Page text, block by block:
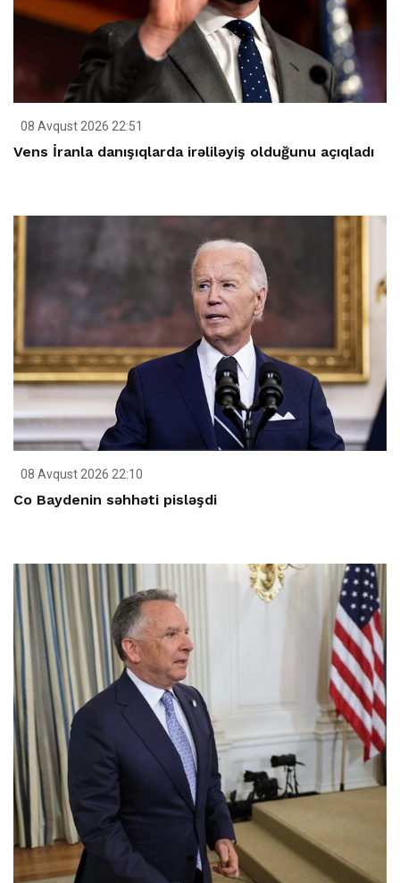
08 Avqust 2026 22:51
Vens İranla danışıqlarda irəliləyiş olduğunu açıqladı
08 Avqust 2026 22:10
Co Baydenin səhhəti pisləşdi